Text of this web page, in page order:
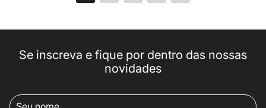
Se inscreva e fique por dentro das nossas
novidades